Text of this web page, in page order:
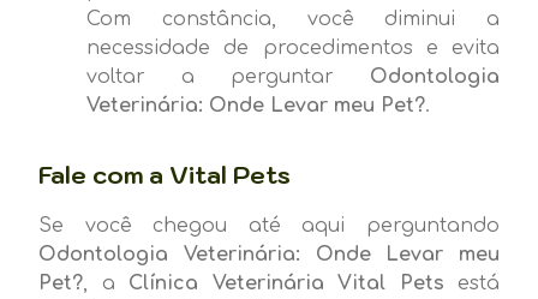
Com constância, você diminui a
necessidade de procedimentos e evita
voltar a perguntar Odontologia
Veterinária: Onde Levar meu Pet?.
Fale com a Vital Pets
Se você chegou até aqui perguntando
Odontologia Veterinária: Onde Levar meu
Pet?, a Clínica Veterinária Vital Pets está